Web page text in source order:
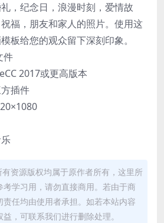
，纪念日，浪漫时刻，爱情故
福，朋友和家人的照片。使用这
板给您的观众留下深刻印象。
件
2017或更高版本
插件
资源版权均属于原作者所有，这里所
学习用，请勿直接商用。若由于商
任均由使用者承担。如若本站内容
，可联系我们进行删除处理。